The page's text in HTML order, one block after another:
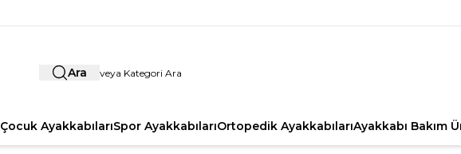
Ara
Çocuk AyakkabılarıSpor AyakkabılarıOrtopedik AyakkabılarıAyakkabı Bakım